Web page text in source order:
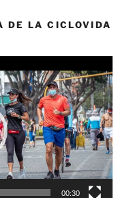
DE LA CICLOVIDA
00:30